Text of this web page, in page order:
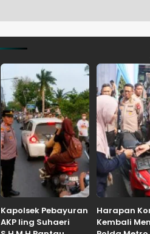
Kapolsek Pebayuran
AKP Iing Suhaeri
Harapan
Kembali